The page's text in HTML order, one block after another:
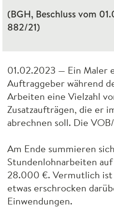
(BGH, Beschluss vom
882/21)
01.02.2023 — Ein Maler
Auftraggeber während
Arbeiten eine Vielzahl
Zusatzaufträgen, die er
abrechnen soll. Die VOB
Am Ende summieren
Stundenlohnarbeiten
28.000 €. Vermutlich
etwas erschrocken
Einwendungen.